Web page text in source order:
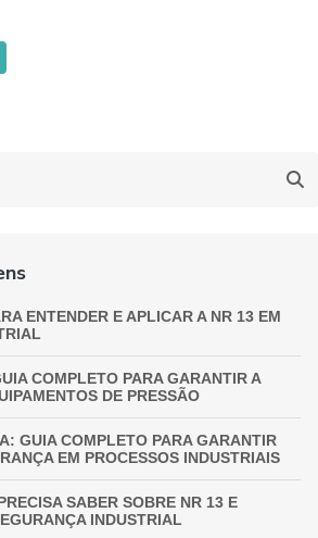
ENTENDER E APLICAR A NR 13 EM
COMPLETO PARA GARANTIR A
DE PRESSÃO
GUIA COMPLETO PARA GARANTIR
EM PROCESSOS INDUSTRIAIS
SABER SOBRE NR 13 E
INDUSTRIAL